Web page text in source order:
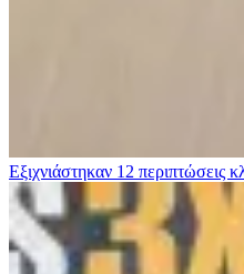
Εξιχνιάστηκαν 12 περιπτώσεις